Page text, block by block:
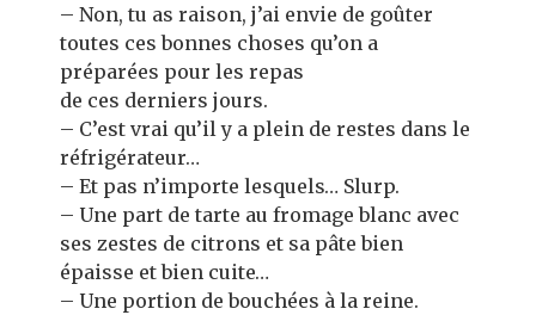
– Non, tu as raison, j’ai envie de goûter
toutes ces bonnes choses qu’on a
préparées pour les repas
de ces derniers jours.
– C’est vrai qu’il y a plein de restes dans le
réfrigérateur…
– Et pas n’importe lesquels… Slurp.
– Une part de tarte au fromage blanc avec
ses zestes de citrons et sa pâte bien
épaisse et bien cuite…
– Une portion de bouchées à la reine.